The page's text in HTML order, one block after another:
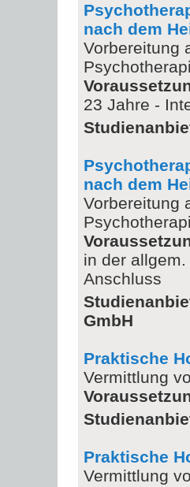
nach dem
Vorbereitung
23 Jahre -
nach dem
Vorbereitung
in der
Anschluss
GmbH
Praktische
Vermittlung
Praktische
Vermittlung